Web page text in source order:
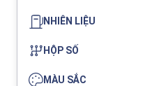
NHIÊN LIỆU
HỘP SỐ
MÀU SẮC